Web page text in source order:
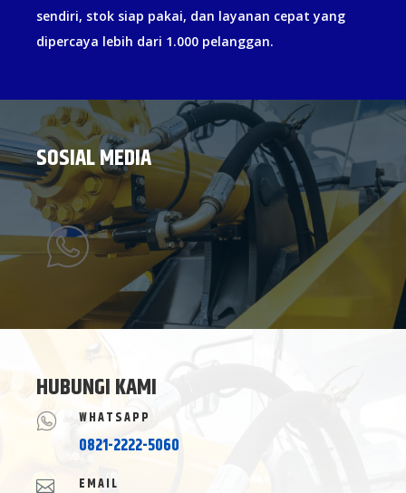
sendiri, stok siap pakai, dan layanan cepat yang
dipercaya lebih dari 1.000 pelanggan.
SOSIAL MEDIA
HUBUNGI KAMI
WHATSAPP
0821-2222-5060
 EMAIL